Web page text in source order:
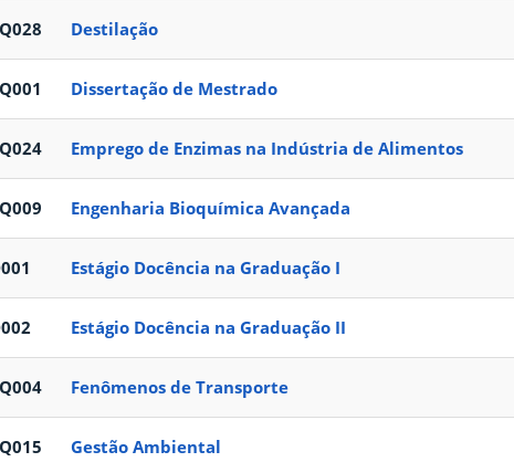
Destilação
Dissertação de Mestrado
Emprego de Enzimas na Indústria de Alimentos
Engenharia Bioquímica Avançada
Estágio Docência na Graduação I
Estágio Docência na Graduação II
Fenômenos de Transporte
Gestão Ambiental